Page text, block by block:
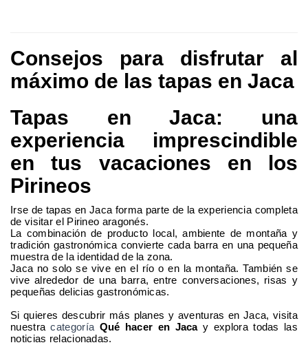
Consejos para disfrutar al
máximo de las tapas en Jaca
Tapas en Jaca: una
experiencia imprescindible
en tus vacaciones en los
Pirineos
Irse de tapas en Jaca forma parte de la experiencia completa
de visitar el Pirineo aragonés.
La combinación de producto local, ambiente de montaña y
tradición gastronómica convierte cada barra en una pequeña
muestra de la identidad de la zona.
Jaca no solo se vive en el río o en la montaña. También se
vive alrededor de una barra, entre conversaciones, risas y
pequeñas delicias gastronómicas.
Si quieres descubrir más planes y aventuras en Jaca, visita
nuestracategoría Qué hacer en Jacay explora todas las
noticias relacionadas.